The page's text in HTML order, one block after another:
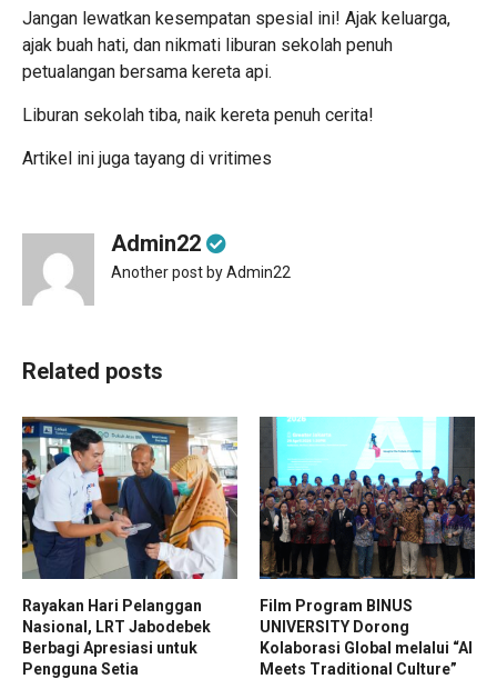
Jangan lewatkan kesempatan spesial ini! Ajak keluarga,
ajak buah hati, dan nikmati liburan sekolah penuh
petualangan bersama kereta api.
Liburan sekolah tiba, naik kereta penuh cerita!
Artikel ini juga tayang di vritimes
Admin22
Another post by Admin22
Related posts
Rayakan Hari Pelanggan
Nasional, LRT Jabodebek
Berbagi Apresiasi untuk
Pengguna Setia
Film Program BINUS
UNIVERSITY Dorong
Kolaborasi Global melalui “AI
Meets Traditional Culture”